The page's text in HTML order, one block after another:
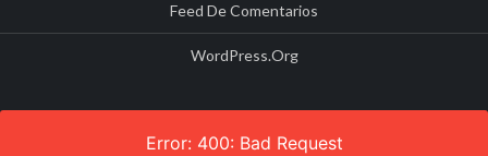
Feed De Comentarios
WordPress.org
Error: 400: Bad Request